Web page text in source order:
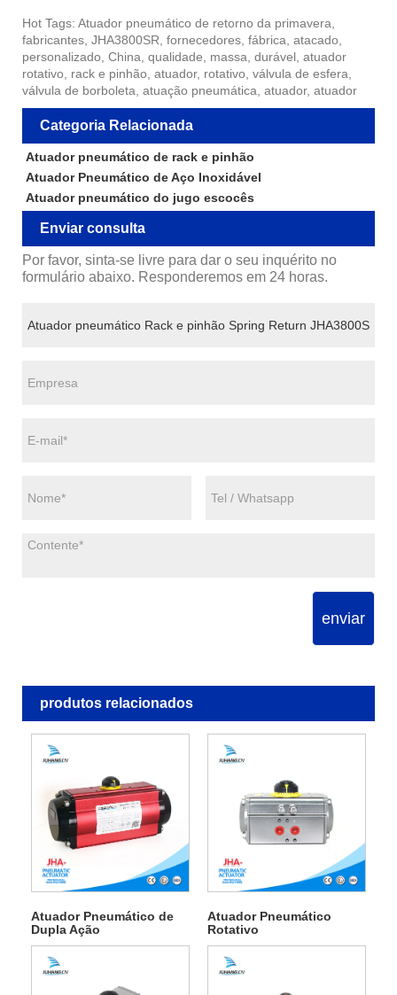
Hot Tags: Atuador pneumático de retorno da primavera,
fabricantes, JHA3800SR, fornecedores, fábrica, atacado,
personalizado, China, qualidade, massa, durável, atuador
rotativo, rack e pinhão, atuador, rotativo, válvula de esfera,
válvula de borboleta, atuação pneumática, atuador, atuador
Categoria Relacionada
Atuador pneumático de rack e pinhão
Atuador Pneumático de Aço Inoxidável
Atuador pneumático do jugo escocês
Enviar consulta
Por favor, sinta-se livre para dar o seu inquérito no
formulário abaixo. Responderemos em 24 horas.
enviar
produtos relacionados
Atuador Pneumático de
Dupla Ação
Atuador Pneumático
Rotativo